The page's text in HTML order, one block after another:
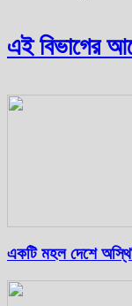
এই বিভাগের
একটি মহল দেশে